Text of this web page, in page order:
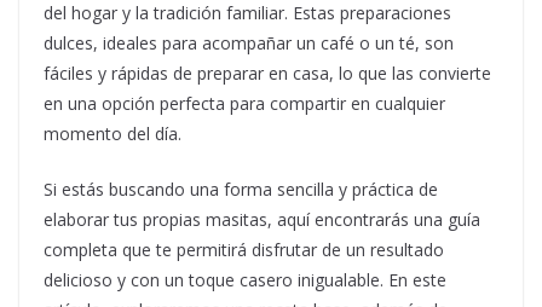
del hogar y la tradición familiar. Estas preparaciones
dulces, ideales para acompañar un café o un té, son
fáciles y rápidas de preparar en casa, lo que las convierte
en una opción perfecta para compartir en cualquier
momento del día.
Si estás buscando una forma sencilla y práctica de
elaborar tus propias masitas, aquí encontrarás una guía
completa que te permitirá disfrutar de un resultado
delicioso y con un toque casero inigualable. En este